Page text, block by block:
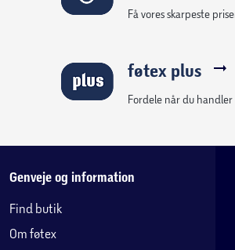
Få vores skarpeste
føtex plus
Fordele når du handler
Genveje og information
Find butik
Om føtex